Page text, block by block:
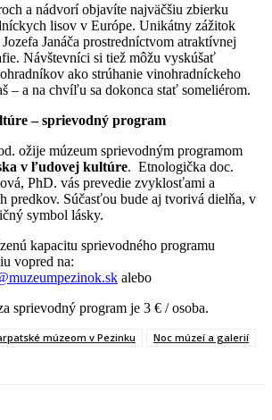
a nádvorí objavíte najväčšiu zbierku
lisov v Európe. Unikátny zážitok
Janáča prostredníctvom atraktívnej
Návštevníci si tiež môžu vyskúšať
ako strúhanie vinohradníckeho
– a na chvíľu sa dokonca stať someliérom.
– sprievodný program
ožije múzeum sprievodným programom
v ľudovej kultúre. Etnologička doc.
PhD. vás prevedie zvyklosťami a
predkov. Súčasťou bude aj tvorivá dielňa, v
symbol lásky.
kapacitu sprievodného programu
vopred na:
alebo
sprievodný program je 3 € / osoba.
múzeom v Pezinku
Noc múzeí a galerií